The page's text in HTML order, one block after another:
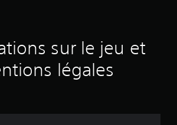
a
s
sur le jeu et
légales